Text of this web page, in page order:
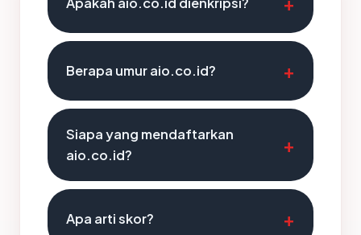
Berapa umur aio.co.id?
Siapa yang mendaftarkan
aio.co.id?
Apa arti skor?